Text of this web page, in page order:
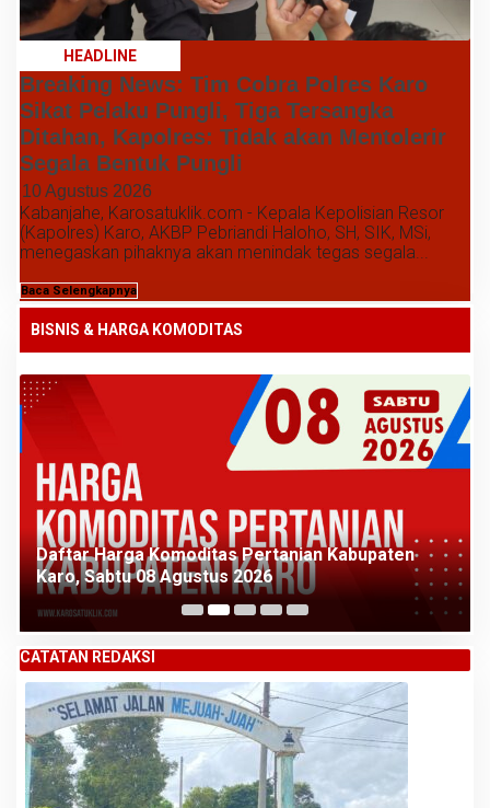
HEADLINE
Breaking News: Tim Cobra Polres Karo
Sikat Pelaku Pungli, Tiga Tersangka
Ditahan, Kapolres: Tidak akan Mentolerir
Segala Bentuk Pungli
10 Agustus 2026
Kabanjahe, Karosatuklik.com - Kepala Kepolisian Resor
(Kapolres) Karo, AKBP Pebriandi Haloho, SH, SIK, MSi,
menegaskan pihaknya akan menindak tegas segala...
Baca Selengkapnya
BISNIS & HARGA KOMODITAS
Daftar Harga Komoditas Pertanian Kabupaten
Karo, Sabtu 08 Agustus 2026
CATATAN REDAKSI